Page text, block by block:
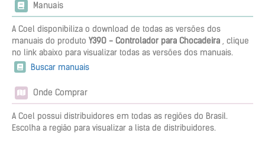
Manuais
A Coel disponibiliza o download de todas as versões dos
manuais do produto Y39O - Controlador para Chocadeira , clique
no link abaixo para visualizar todas as versões dos manuais.
Buscar manuais
Onde Comprar
A Coel possui distribuidores em todas as regiões do Brasil.
Escolha a região para visualizar a lista de distribuidores.